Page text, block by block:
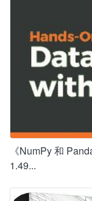
《NumPy 和
1.49...